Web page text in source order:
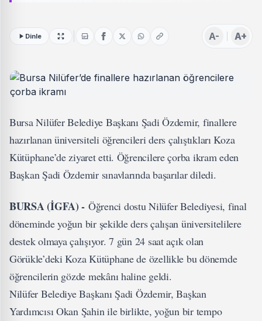
Dinle A- A+
Bursa Nilüfer Belediye Başkanı Şadi Özdemir, finallere
hazırlanan üniversiteli öğrencileri ders çalıştıkları Koza
Kütüphane’de ziyaret etti. Öğrencilere çorba ikram eden
Başkan Şadi Özdemir sınavlarında başarılar diledi.
BURSA (İGFA) - Öğrenci dostu Nilüfer Belediyesi, final
döneminde yoğun bir şekilde ders çalışan üniversitelilere
destek olmaya çalışıyor. 7 gün 24 saat açık olan
Görükle’deki Koza Kütüphane de özellikle bu dönemde
öğrencilerin gözde mekânı haline geldi.
Nilüfer Belediye Başkanı Şadi Özdemir, Başkan
Yardımcısı Okan Şahin ile birlikte, yoğun bir tempo